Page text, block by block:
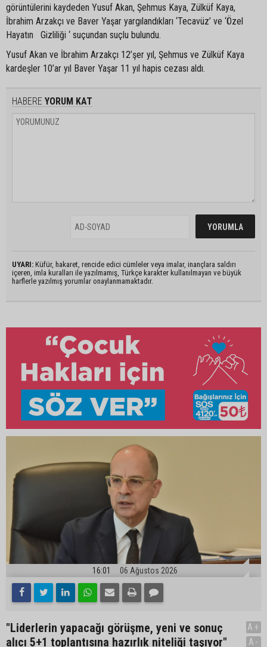
görüntülerini kaydeden Yusuf Akan, Şehmus Kaya, Zülküf Kaya,
İbrahim Arzakçı ve Baver Yaşar yargılandıkları ‘Tecavüz’ ve ‘Özel
Hayatın Gizliliği ‘ suçundan suçlu bulundu.
Yusuf Akan ve İbrahim Arzakçı 12’şer yıl, Şehmus ve Zülküf Kaya
kardeşler 10’ar yıl Baver Yaşar 11 yıl hapis cezası aldı.
HABERE YORUM KAT
UYARI: Küfür, hakaret, rencide edici cümleler veya imalar, inançlara saldırı
içeren, imla kuralları ile yazılmamış, Türkçe karakter kullanılmayan ve büyük
harflerle yazılmış yorumlar onaylanmamaktadır.
16:01 06 Ağustos 2026
"Liderlerin yapacağı görüşme, yeni ve sonuç
alıcı 5+1 toplantısına hazırlık niteliği taşıyor"
A+
A-